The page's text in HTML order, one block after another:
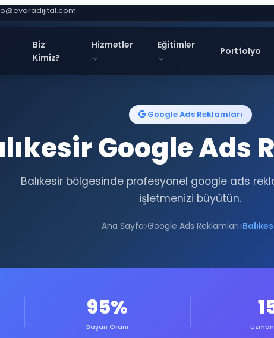
Biz
Kimiz?
Hizmetler Eğitimler
Portfolyo
Google Ads Reklamları
Google Ads
Balıkesir bölgesinde profesyonel google ads
işletmenizi büyütün.
Ana Sayfa Google Ads Reklamları
95%
Başarı Oranı